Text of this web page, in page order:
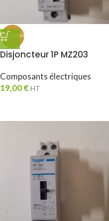
Disjoncteur 1P MZ203
Composants électriques
19,00€HT